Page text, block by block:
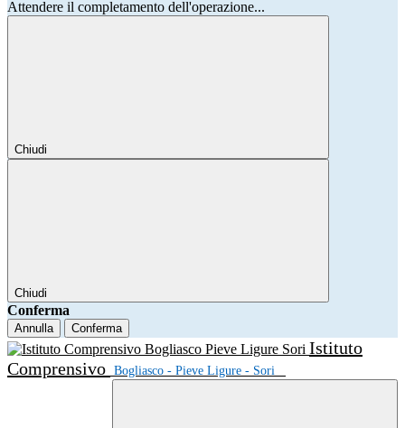
Attendere il completamento dell'operazione...
Chiudi
Chiudi
Conferma
Annulla Conferma
Istituto
Comprensivo Bogliasco - Pieve Ligure - Sori